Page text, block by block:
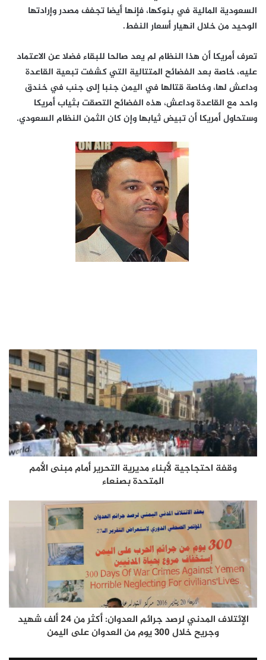
السعودية المالية في بنوكها، فإنها أيضا تجفف مصدر وإرادتها
الوحيد من خلال انهيار أسعار النفط.
تعرف أمريكا أن هذا النظام لم يعد صالحا للبقاء فضلا عن الاعتماد
عليه، خاصة بعد الفضائح المتتالية التي كشفت تبعية القاعدة
وداعش لها، وخاصة قتالها في اليمن جنبا إلى جنب في خندق
واحد مع القاعدة وداعش، هذه الفضائح التصقت بثياب أمريكا
وستحاول أمريكا أن تبيض ثيابها وإن كان الثمن النظام السعودي.
وقفة احتجاجية لأبناء مديرية التحرير أمام مبنى الأمم
المتحدة بصنعاء
الإئتلاف المدني لرصد جرائم العدوان: أكثر من 24 ألف شهيد
وجريح خلال 300 يوم من العدوان على اليمن